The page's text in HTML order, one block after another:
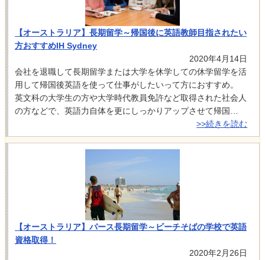
【オーストラリア】長期留学～帰国後に英語教師目指されたい
方おすすめIH Sydney
2020年4月14日
会社を退職して長期留学または大学を休学しての休学留学を活
用して帰国後英語を使って仕事がしたいって方におすすめ。
英文科の大学生の方や大学時代教員免許など取得された社会人
の方などで、英語力自体を更にしっかりアップさせて帰国…
>>続きを読む
【オーストラリア】パース長期留学～ビーチそばの学校で英語
資格取得！
2020年2月26日